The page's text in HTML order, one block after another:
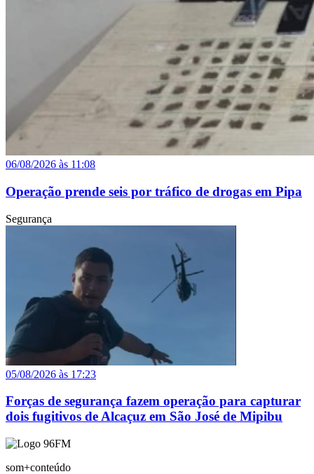
06/08/2026 às 11:08
Operação prende seis por tráfico de drogas em Pipa
Segurança
05/08/2026 às 17:23
Forças de segurança fazem operação para capturar
dois fugitivos de Alcaçuz em São José de Mipibu
som+conteúdo